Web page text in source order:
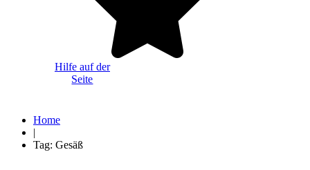
Hilfe auf der
Seite
Home
|
Tag: Gesäß